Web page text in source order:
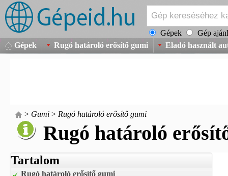
Gépek
Gép
Gépek
Rugó határoló erősítő gumi Eladó használt
> Gumi > Rugó határoló erősítő gumi
Rugó határoló
Tartalom
Rugó határoló erősítő gumi